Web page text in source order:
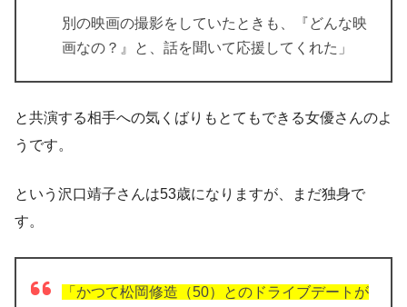
別の映画の撮影をしていたときも、『どんな映
画なの？』と、話を聞いて応援してくれた」
と共演する相手への気くばりもとてもできる女優さんのよ
うです。
という沢口靖子さんは53歳になりますが、まだ独身で
す。
「かつて松岡修造（50）とのドライブデートが